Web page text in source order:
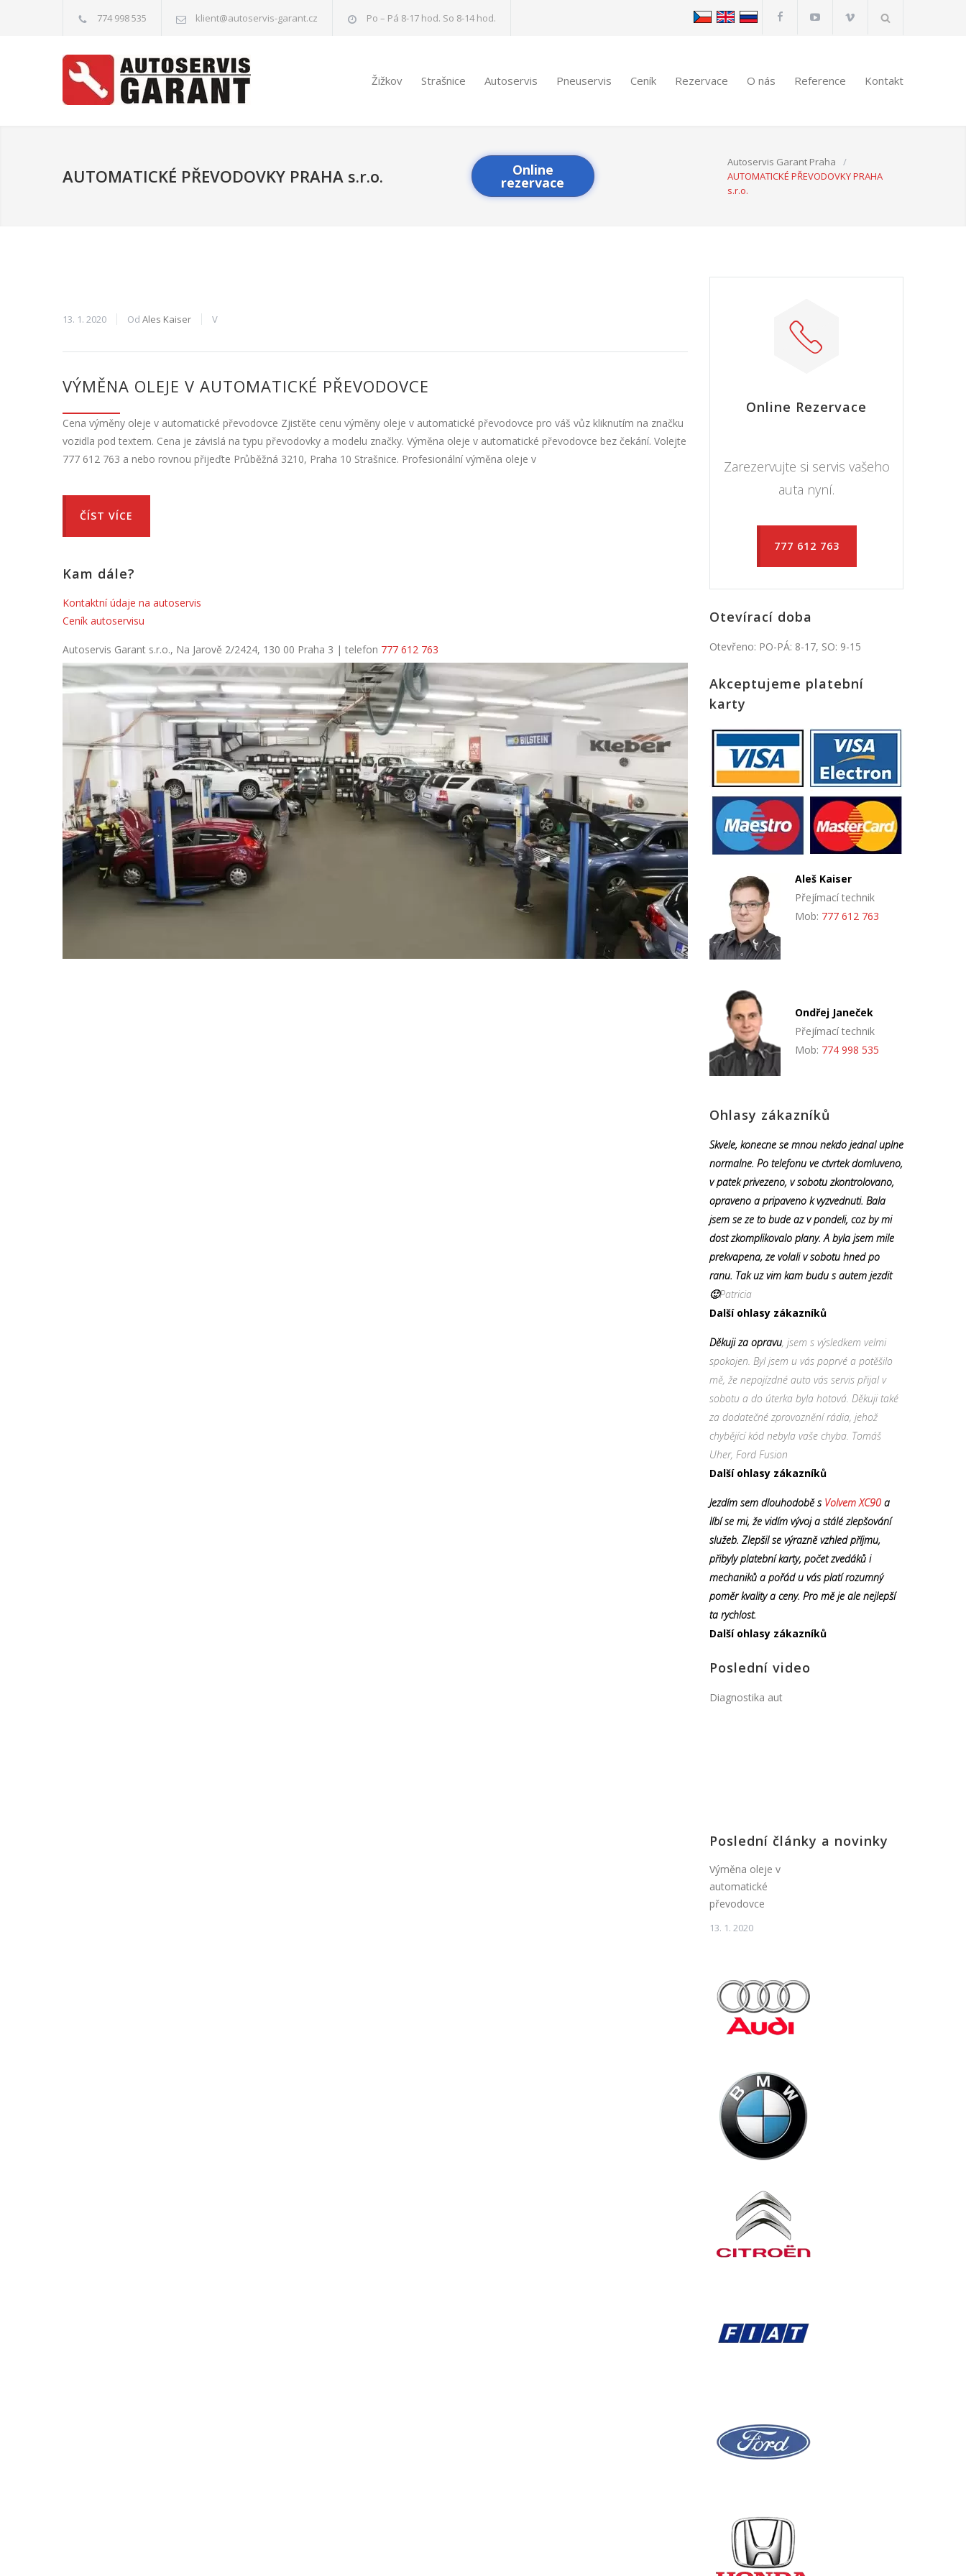
774 998 535 klient@autoservis-garant.cz Po – Pá 8-17 hod. So 8-14 hod.
Žižkov Strašnice Autoservis Pneuservis Ceník Rezervace O nás Reference Kontakt
AUTOMATICKÉ PŘEVODOVKY PRAHA s.r.o. Online
rezervace
Autoservis Garant Praha
/
AUTOMATICKÉ PŘEVODOVKY PRAHA
s.r.o.
13. 1. 2020 Od Ales Kaiser V
VÝMĚNA OLEJE V AUTOMATICKÉ PŘEVODOVCE
Cena výměny oleje v automatické převodovce Zjistěte cenu výměny oleje v automatické převodovce pro váš vůz kliknutím na značku
vozidla pod textem. Cena je závislá na typu převodovky a modelu značky. Výměna oleje v automatické převodovce bez čekání. Volejte
777 612 763 a nebo rovnou přijeďte Průběžná 3210, Praha 10 Strašnice. Profesionální výměna oleje v
ČÍST VÍCE
Kam dále?
Kontaktní údaje na autoservis
Ceník autoservisu
Autoservis Garant s.r.o., Na Jarově 2/2424, 130 00 Praha 3 | telefon 777 612 763
Online Rezervace
Zarezervujte si servis vašeho
auta nyní.
777 612 763
Otevírací doba
Otevřeno: PO-PÁ: 8-17, SO: 9-15
Akceptujeme platební
karty
Aleš Kaiser
Přejímací technik
Mob: 777 612 763
Ondřej Janeček
Přejímací technik
Mob: 774 998 535
Ohlasy zákazníků
Skvele, konecne se mnou nekdo jednal uplne
normalne. Po telefonu ve ctvrtek domluveno,
v patek privezeno, v sobotu zkontrolovano,
opraveno a pripaveno k vyzvednuti. Bala
jsem se ze to bude az v pondeli, coz by mi
dost zkomplikovalo plany. A byla jsem mile
prekvapena, ze volali v sobotu hned po
ranu. Tak uz vim kam budu s autem jezdit
🙂Patricia
Další ohlasy zákazníků
Děkuji za opravu, jsem s výsledkem velmi
spokojen. Byl jsem u vás poprvé a potěšilo
mě, že nepojízdné auto vás servis přijal v
sobotu a do úterka byla hotová. Děkuji také
za dodatečné zprovoznění rádia, jehož
chybějící kód nebyla vaše chyba. Tomáš
Uher, Ford Fusion
Další ohlasy zákazníků
Jezdím sem dlouhodobě s Volvem XC90 a
líbí se mi, že vidím vývoj a stálé zlepšování
služeb. Zlepšil se výrazně vzhled příjmu,
přibyly platební karty, počet zvedáků i
mechaniků a pořád u vás platí rozumný
poměr kvality a ceny. Pro mě je ale nejlepší
ta rychlost.
Další ohlasy zákazníků
Poslední video
Diagnostika aut
Poslední články a novinky
Výměna oleje v
automatické
převodovce
13. 1. 2020